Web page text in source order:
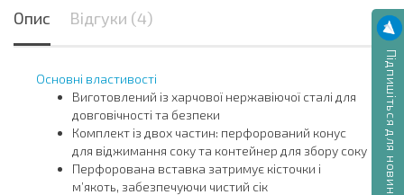
Підпишіться для новин
Опис Відгуки (4)
Основні властивості
Виготовлений із харчової нержавіючої сталі для
довговічності та безпеки
Комплект із двох частин: перфорований конус
для віджимання соку та контейнер для збору соку
Перфорована вставка затримує кісточки і
м’якоть, забезпечуючи чистий сік